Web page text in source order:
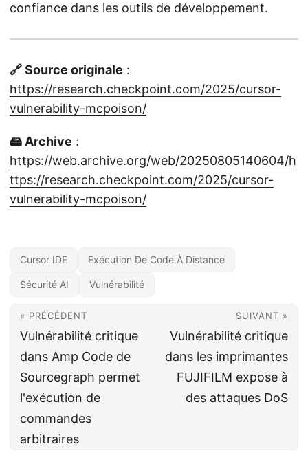
confiance dans les outils de développement.
🔗 Source originale :
https://research.checkpoint.com/2025/cursor-
vulnerability-mcpoison/
🖴 Archive :
https://web.archive.org/web/20250805140604/h
ttps://research.checkpoint.com/2025/cursor-
vulnerability-mcpoison/
Cursor IDE Exécution De Code À Distance
Sécurité AI Vulnérabilité
« PRÉCÉDENT
Vulnérabilité critique
dans Amp Code de
Sourcegraph permet
l'exécution de
commandes
arbitraires
SUIVANT »
Vulnérabilité critique
dans les imprimantes
FUJIFILM expose à
des attaques DoS